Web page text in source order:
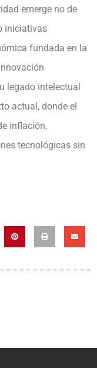
emerge no de
iniciativas
fundada en la
legado intelectual
actual, donde el
inflación,
tecnológicas sin